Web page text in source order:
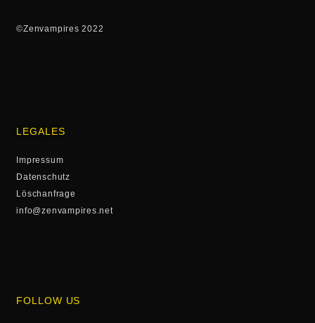
©Zenvampires 2022
LEGALES
Impressum
Datenschutz
Löschanfrage
info@zenvampires.net
FOLLOW US